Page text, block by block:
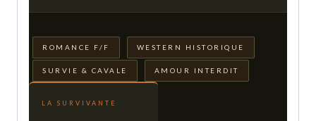
ROMANCE F/F WESTERN HISTORIQUE
SURVIE & CAVALE AMOUR INTERDIT
LA SURVIVANTE